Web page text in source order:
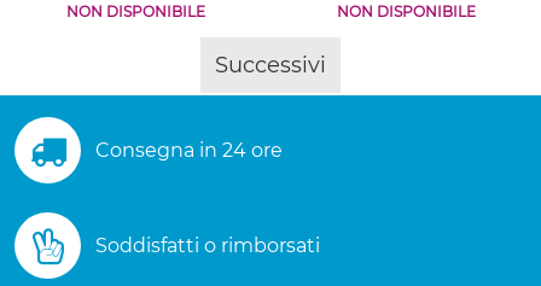
NON DISPONIBILE NON DISPONIBILE
Successivi
Consegna in 24 ore
Soddisfatti o rimborsati